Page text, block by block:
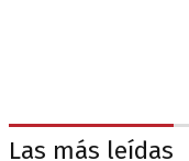
Las más leídas